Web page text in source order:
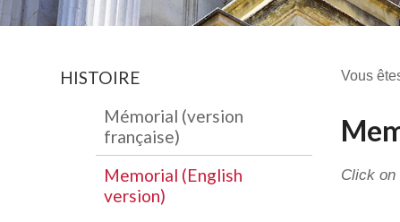
HISTOIRE
Mémorial (version
française)
Memorial (English
version)
Vous
Click